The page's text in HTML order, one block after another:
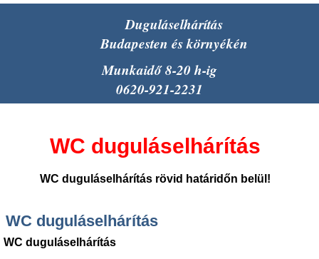
Duguláselhárítás
Budapesten és környékén
Munkaidő 8-20 h-ig
0620-921-2231
WC duguláselhárítás
WC duguláselhárítás rövid határidőn belül!
WC duguláselhárítás
WC duguláselhárítás